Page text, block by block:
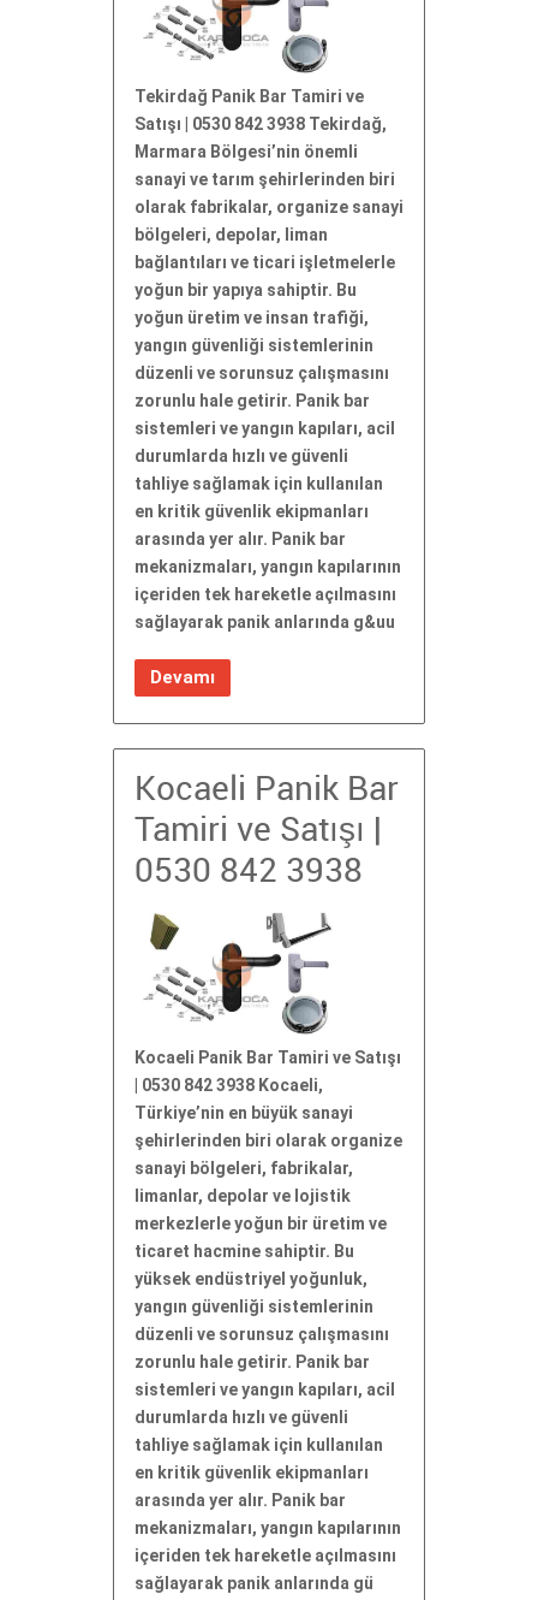
Tekirdağ Panik Bar Tamiri ve
Satışı | 0530 842 3938 Tekirdağ,
Marmara Bölgesi’nin önemli
sanayi ve tarım şehirlerinden biri
olarak fabrikalar, organize sanayi
bölgeleri, depolar, liman
bağlantıları ve ticari işletmelerle
yoğun bir yapıya sahiptir. Bu
yoğun üretim ve insan trafiği,
yangın güvenliği sistemlerinin
düzenli ve sorunsuz çalışmasını
zorunlu hale getirir. Panik bar
sistemleri ve yangın kapıları, acil
durumlarda hızlı ve güvenli
tahliye sağlamak için kullanılan
en kritik güvenlik ekipmanları
arasında yer alır. Panik bar
mekanizmaları, yangın kapılarının
içeriden tek hareketle açılmasını
sağlayarak panik anlarında g&uu
Devamı
Kocaeli Panik Bar
Tamiri ve Satışı |
0530 842 3938
Kocaeli Panik Bar Tamiri ve Satışı
| 0530 842 3938 Kocaeli,
Türkiye’nin en büyük sanayi
şehirlerinden biri olarak organize
sanayi bölgeleri, fabrikalar,
limanlar, depolar ve lojistik
merkezlerle yoğun bir üretim ve
ticaret hacmine sahiptir. Bu
yüksek endüstriyel yoğunluk,
yangın güvenliği sistemlerinin
düzenli ve sorunsuz çalışmasını
zorunlu hale getirir. Panik bar
sistemleri ve yangın kapıları, acil
durumlarda hızlı ve güvenli
tahliye sağlamak için kullanılan
en kritik güvenlik ekipmanları
arasında yer alır. Panik bar
mekanizmaları, yangın kapılarının
içeriden tek hareketle açılmasını
sağlayarak panik anlarında gü